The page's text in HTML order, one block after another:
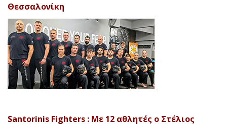
Θεσσαλονίκη
Santorinis Fighters : Με 12 αθλητές ο Στέλιος